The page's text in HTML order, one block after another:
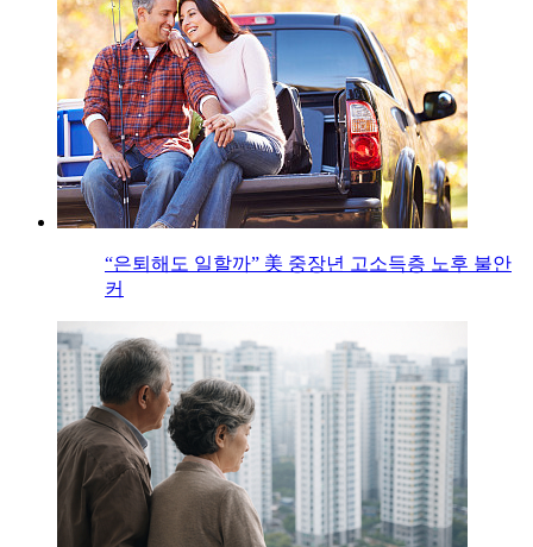
“은퇴해도 일할까” 美 중장년 고소득층 노후 불안
커